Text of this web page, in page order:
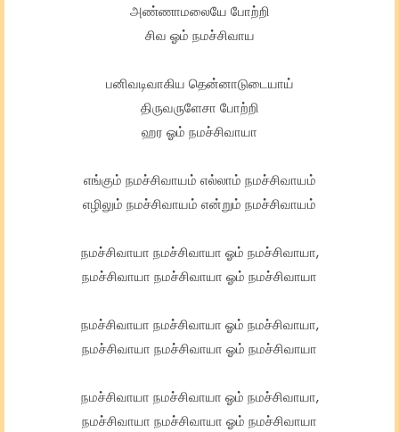
அண்ணாமலையே போற்றி
சிவ ஓம் நமச்சிவாய
பனிவடிவாகிய தென்னாடுடையாய்
திருவருளேசா போற்றி
ஹர ஓம் நமச்சிவாயா
எங்கும் நமச்சிவாயம் எல்லாம் நமச்சிவாயம்
எழிலும் நமச்சிவாயம் என்றும் நமச்சிவாயம்
நமச்சிவாயா நமச்சிவாயா ஓம் நமச்சிவாயா,
நமச்சிவாயா நமச்சிவாயா ஓம் நமச்சிவாயா
நமச்சிவாயா நமச்சிவாயா ஓம் நமச்சிவாயா,
நமச்சிவாயா நமச்சிவாயா ஓம் நமச்சிவாயா
நமச்சிவாயா நமச்சிவாயா ஓம் நமச்சிவாயா,
நமச்சிவாயா நமச்சிவாயா ஓம் நமச்சிவாயா